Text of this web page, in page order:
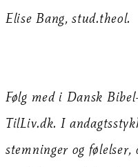
Elise Bang, stud.theol.
Følg med i Dansk
TilLiv.dk. I
stemninger og